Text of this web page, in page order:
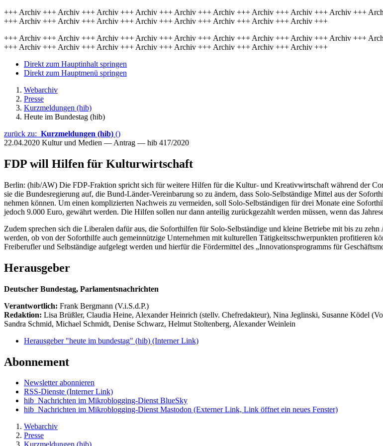
+++ Archiv +++ Archiv +++ Archiv +++ Archiv +++ Archiv +++ Archiv +++ Archiv +++ Archiv +++ Archiv +++
+++ Archiv +++ Archiv +++ Archiv +++ Archiv +++ Archiv +++ Archiv +++ Archiv +++ Archiv +++
+++ Archiv +++ Archiv +++ Archiv +++ Archiv +++ Archiv +++ Archiv +++ Archiv +++ Archiv +++ Archiv +++
+++ Archiv +++ Archiv +++ Archiv +++ Archiv +++ Archiv +++ Archiv +++ Archiv +++ Archiv +++
Direkt zum Hauptinhalt springen
Direkt zum Hauptmenü springen
Webarchiv
Presse
Kurzmeldungen (hib)
Heute im Bundestag (hib)
zurück zu: Kurzmeldungen (hib) ()
22.04.2020 Kultur und Medien — Antrag — hib 417/2020
FDP will Hilfen für Kulturwirtschaft
Berlin: (hib/AW) Die FDP-Fraktion spricht sich für weitere Hilfen für die Kultur- und Kreativwirtschaft während der
sie die Bundesregierung auf, die Bund-Länder-Vereinbarung so zu ändern, dass Solo-Selbständige Mittel aus der
nehmen können. Um einen komplizierten Nachweis zu vermeiden, soll Solo-Selbständigen für drei Monate eine
jedoch 9.000 Euro, gewährt werden. Die Hilfen sollen nur dann anteilig zurückgezahlt werden müssen, wenn das
Zudem sprechen sich die Liberalen dafür aus, die Soforthilfen für Solo-Selbständige und kleine Betriebe mit bis zu
werden, ob von der Soforthilfe auch gemeinnützige Unternehmen mit kulturellen Tätigkeitsschwerpunkten profitieren
Freiberufler und Selbständige aufgelegt werden und hierfür die Fördermittel des „Innovationsprogramms für
Herausgeber
Deutscher Bundestag, Parlamentsnachrichten
Verantwortlich: Frank Bergmann (V.i.S.d.P.)
Redaktion: Lisa Brüßler, Claudia Heine, Alexander Heinrich (stellv. Chefredakteur), Nina Jeglinski, Susanne Ködel
Sandra Schmid, Michael Schmidt, Denise Schwarz, Helmut Stoltenberg, Alexander Weinlein
Herausgeber "heute im bundestag" (hib) (Interner Link)
Abonnement
Newsletter abonnieren
RSS-Dienste (Interner Link)
hib_Nachrichten im Mikroblogging-Dienst BlueSky
hib_Nachrichten im Mikroblogging-Dienst Mastodon (Externer Link, Link öffnet ein neues Fenster)
Webarchiv
Presse